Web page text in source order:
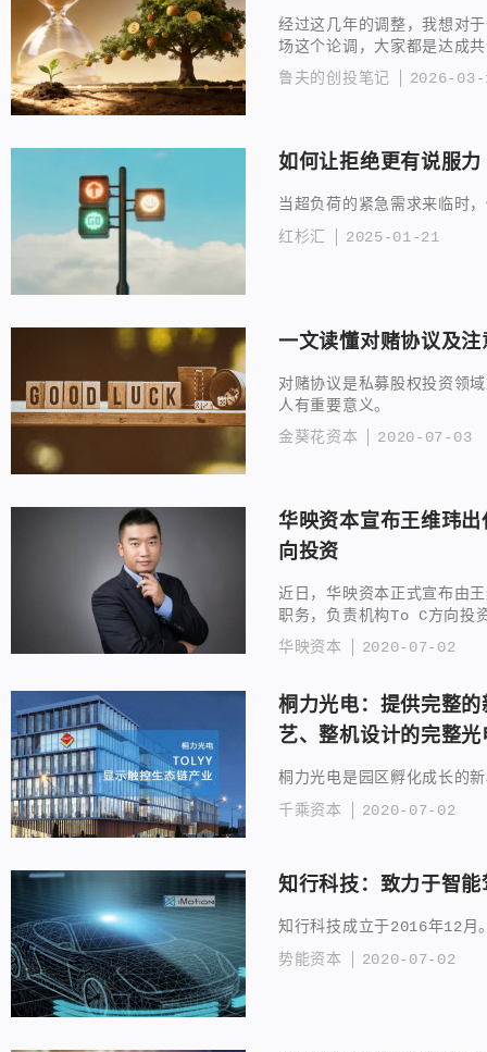
经过这几年的调整，我想对
场这个论调，大家都是达成
鲁夫的创投笔记
2026-03-
如何让拒绝更有说服力
当超负荷的紧急需求来临时
红杉汇
2025-01-21
一文读懂对赌协议及注
对赌协议是私募股权投资领
人有重要意义。
金葵花资本
2020-07-03
华映资本宣布王维玮
向投资
近日，华映资本正式宣布由
职务，负责机构To C方向投
华映资本
2020-07-02
桐力光电：提供完整
艺、整机设计的完整
桐力光电是园区孵化成长的
千乘资本
2020-07-02
知行科技：致力于智
知行科技成立于2016年12月
势能资本
2020-07-02